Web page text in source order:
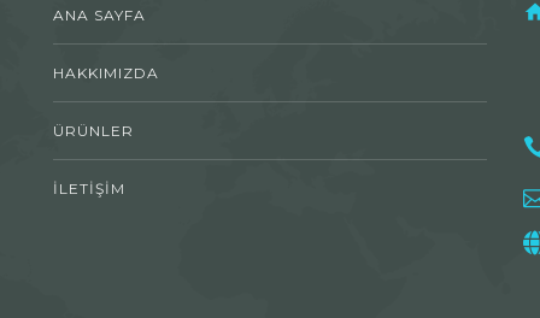
ANA SAYFA
HAKKIMIZDA
ÜRÜNLER
İLETİŞİM